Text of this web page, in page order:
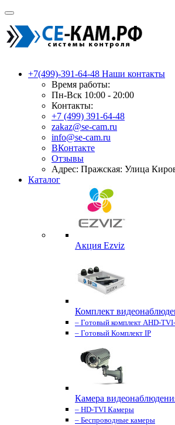
+7(499)-391-64-48 Наши контакты
Время работы:
Пн-Вск 10:00 - 20:00
Контакты:
+7 (499) 391-64-48
zakaz@se-cam.ru
info@se-cam.ru
ВКонтакте
Отзывы
Адрес: Пражская: Улица
Каталог
Акция Ezviz
Комплект
– Готовый комплект AHD-
– Готовый Комплект IP
Камера
– HD-TVI Камеры
– Беспроводные камеры